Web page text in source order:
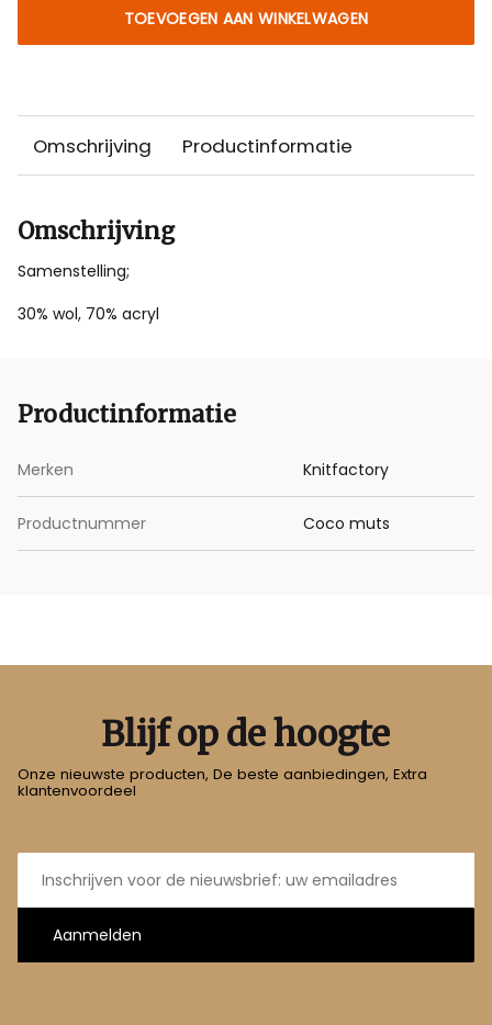
TOEVOEGEN AAN WINKELWAGEN
Omschrijving Productinformatie
Omschrijving
Samenstelling;
30% wol, 70% acryl
Productinformatie
Merken Knitfactory
Productnummer Coco muts
Blijf op de hoogte
Onze nieuwste producten, De beste aanbiedingen, Extra
klantenvoordeel
E-
mailadres
Aanmelden